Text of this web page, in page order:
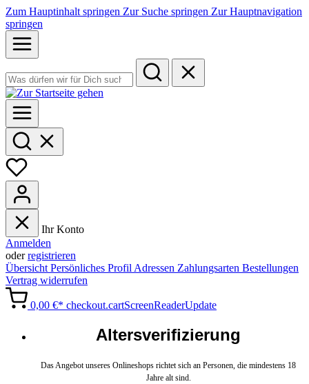
Zum Hauptinhalt springen Zur Suche springen Zur Hauptnavigation
springen
Ihr Konto
Anmelden
oderregistrieren
Übersicht Persönliches Profil Adressen Zahlungsarten Bestellungen
Vertrag widerrufen
0,00 €* checkout.cartScreenReaderUpdate
Altersverifizierung
Das Angebot unseres Onlineshops richtet sich an Personen, die mindestens 18
Jahre alt sind.